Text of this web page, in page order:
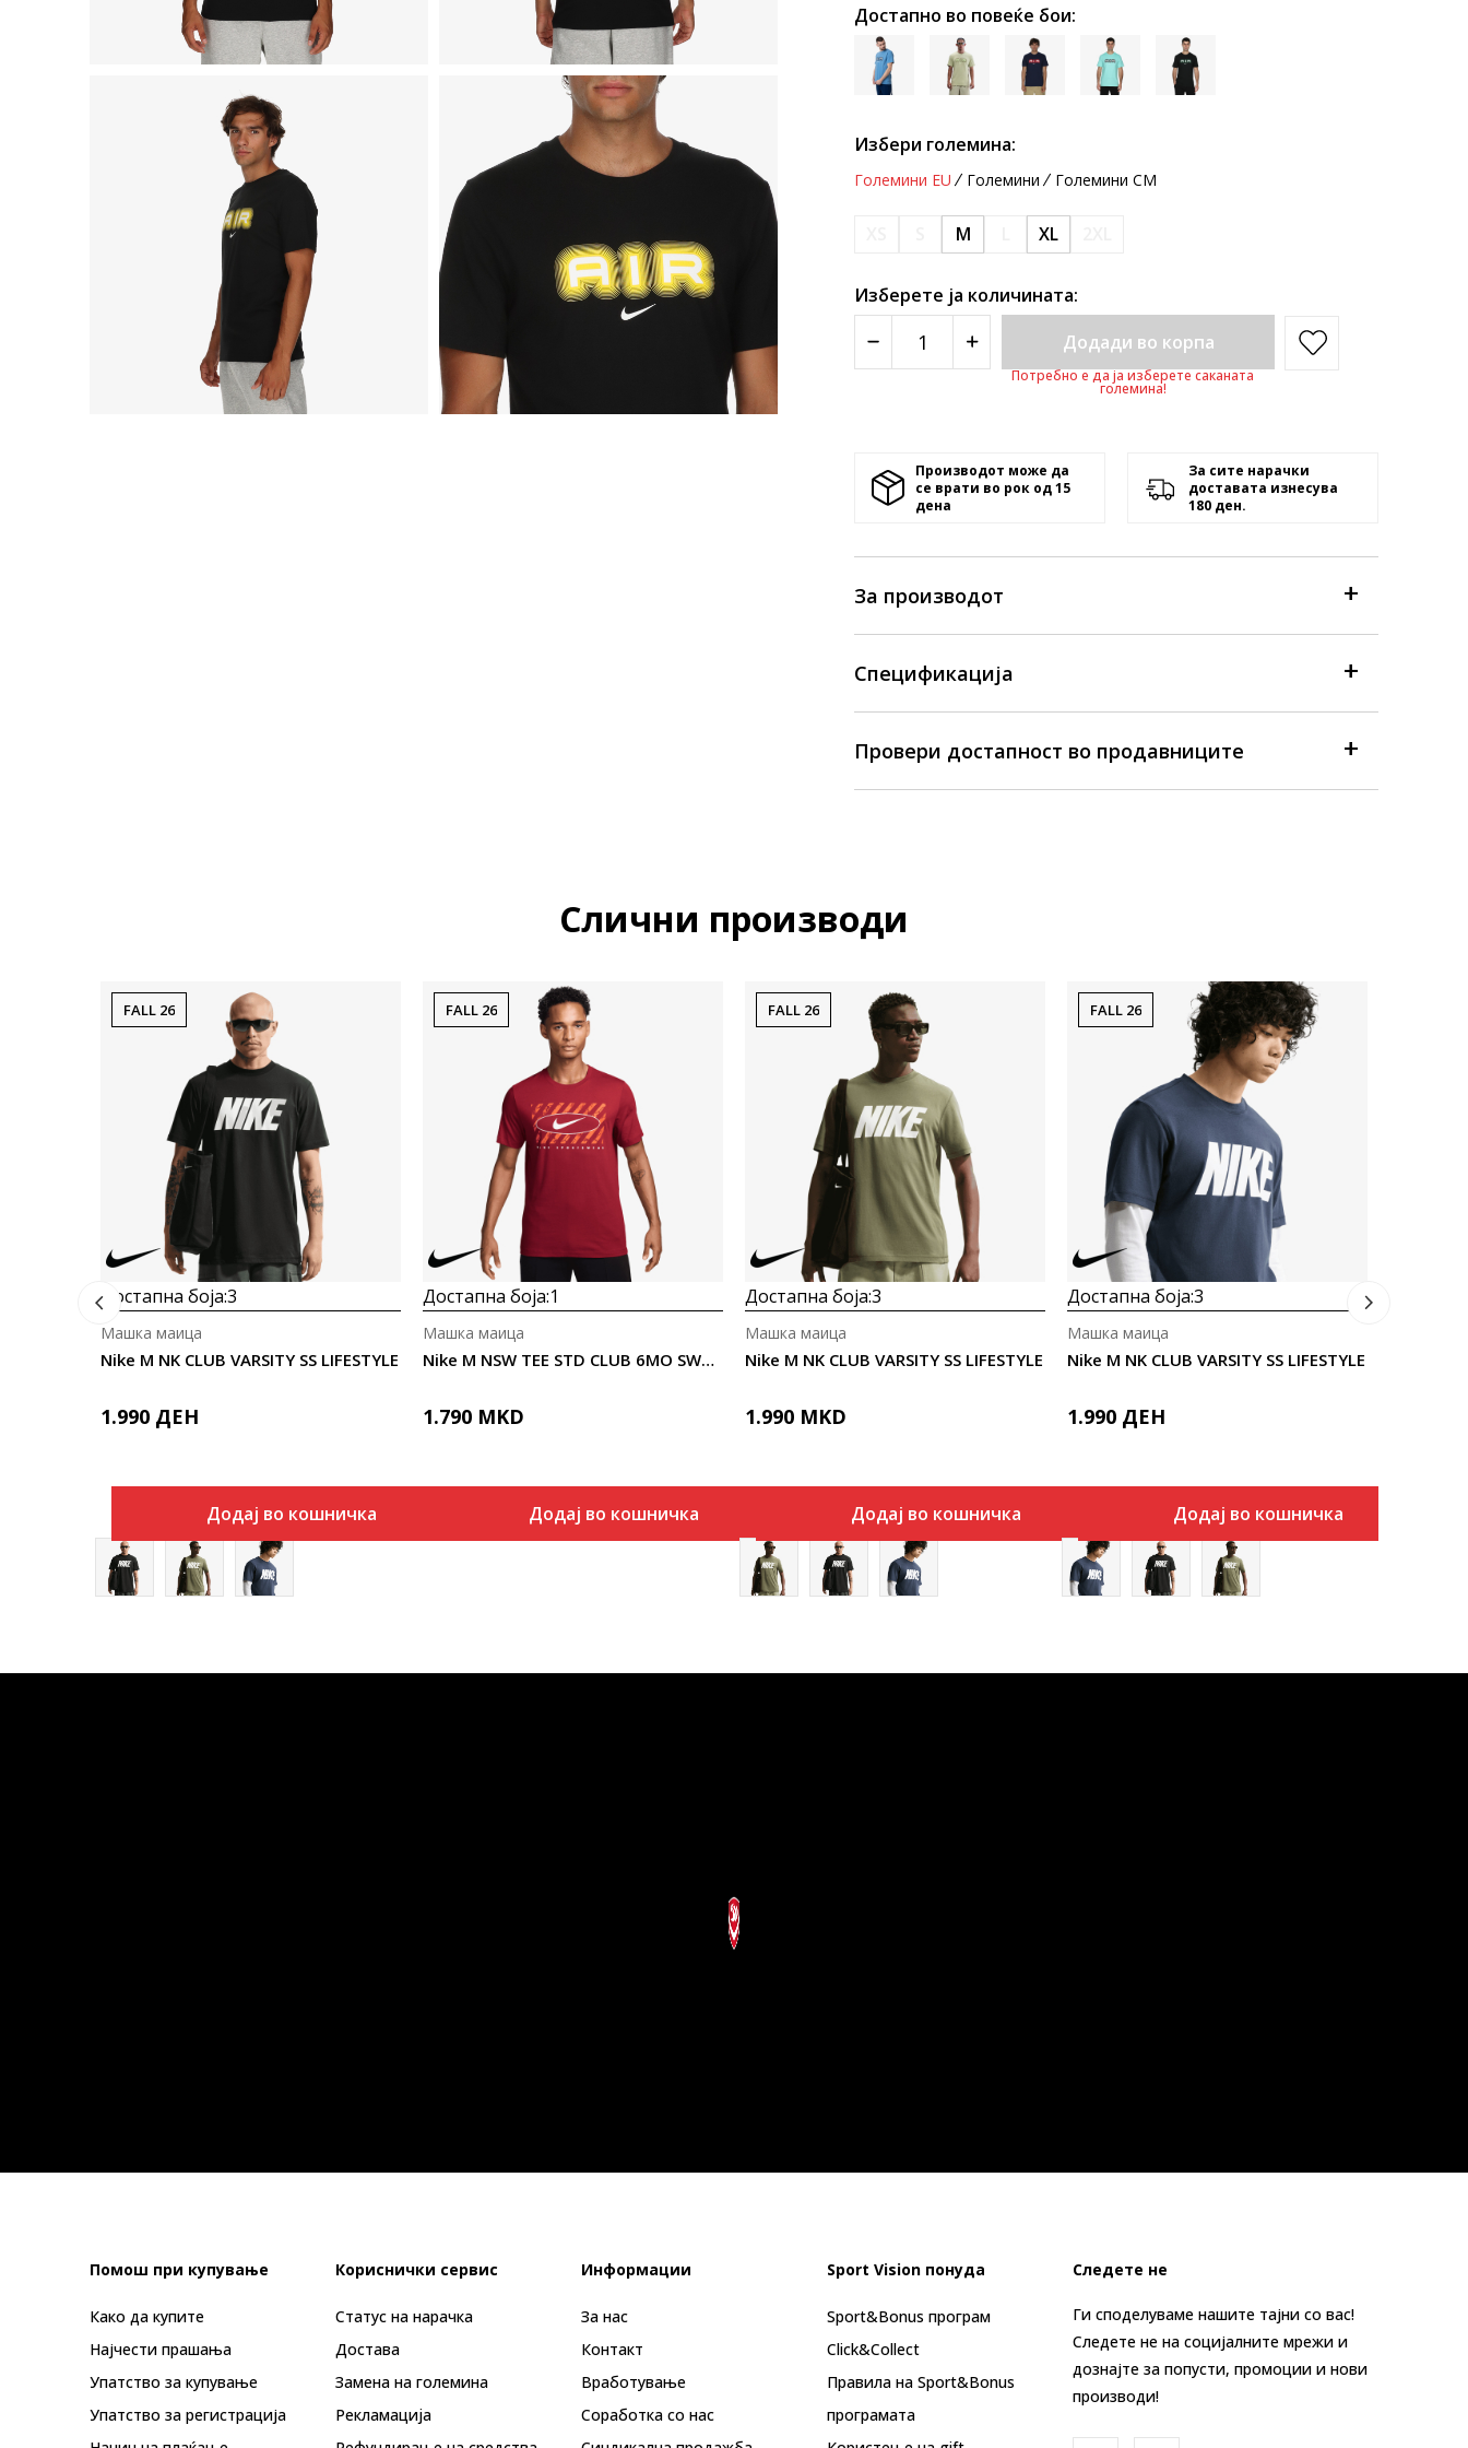
Достапно во повеќе бои:
Избери големина:
Големини EU Големини Големини CM
M XL
Изберете ја количината:
Додади во корпа
Потребно е да ја изберете саканата
големина!
Производот може да
се врати во рок од 15
денa
За сите нарачки
доставата изнесува
180 ден.
За производот
Спецификација
Провери достапност во продавниците
Слични производи
FALL 26
Достапна боја:3
Nike M NK CLUB VARSITY SS LIFESTYLE
Машка маица
1.990 ДЕН
Додај во кошничка
FALL 26
Достапна боја:1
Nike M NSW TEE STD CLUB 6MO SWOOSH
Машка маица
1.790 MKD
Додај во кошничка
FALL 26
Достапна боја:3
Nike M NK CLUB VARSITY SS LIFESTYLE
Машка маица
1.990 MKD
Додај во кошничка
FALL 26
Достапна боја:3
Nike M NK CLUB VARSITY SS LIFESTYLE
Машка маица
1.990 ДЕН
Додај во кошничка
Помош при купување
Како да купите
Најчести прашања
Упатство за купување
Упатство за регистрација
Кориснички сервис
Статус на нарачка
Достава
Замена на големина
Рекламациja
Информации
За нас
Контакт
Вработување
Соработка со нас
Sport Vision понуда
Sport&Bonus програм
Click&Collect
Правила на Sport&Bonus
програмата
Следете не
Ги споделуваме нашите тајни со вас!
Следете не на социјалните мрежи и
дознајте за попусти, промоции и нови
производи!